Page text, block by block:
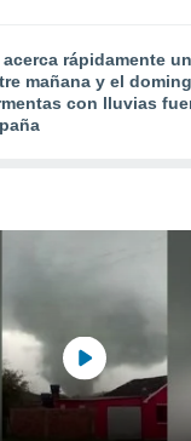
acerca rápidamente
mañana y el
con lluvias